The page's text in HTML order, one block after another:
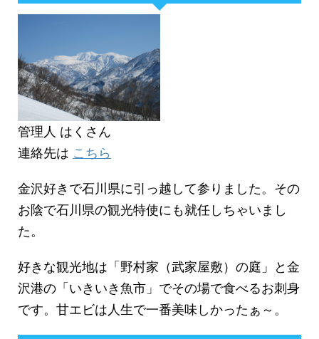
管理人 はくさん
連絡先は こちら
金沢好きで石川県に引っ越して参りました。その
お陰で石川県の観光特使にも就任しちゃいまし
た。
好きな観光地は「野村家（武家屋敷）の庭」と金
沢港の「いきいき魚市」でその場で食べるお刺身
です。甘エビは人生で一番美味しかったぁ～。